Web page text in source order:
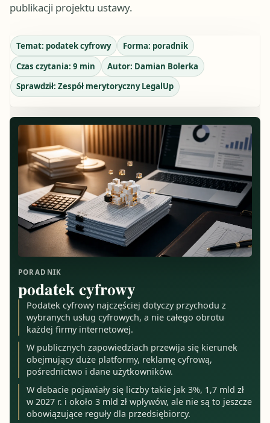
publikacji projektu ustawy.
Temat: podatek cyfrowy Forma: poradnik
Czas czytania: 9 min Autor: Damian Bolerka
Sprawdził: Zespół merytoryczny LegalUp
PORADNIK
podatek cyfrowy
Podatek cyfrowy najczęściej dotyczy przychodu z
wybranych usług cyfrowych, a nie całego obrotu
każdej firmy internetowej.
W publicznych zapowiedziach przewija się kierunek
obejmujący duże platformy, reklamę cyfrową,
pośrednictwo i dane użytkowników.
W debacie pojawiały się liczby takie jak 3%, 1,7 mld zł
w 2027 r. i około 3 mld zł wpływów, ale nie są to jeszcze
obowiązujące reguły dla przedsiębiorcy.